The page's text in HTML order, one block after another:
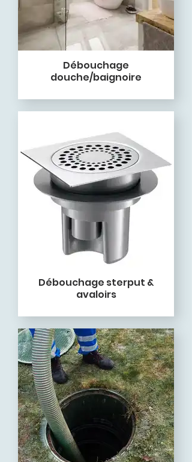
Débouchage
douche/baignoire
Débouchage sterput &
avaloirs